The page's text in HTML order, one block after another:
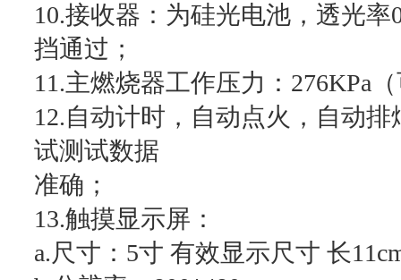
10.接收器：为硅光电池，透光
挡通过；
11.主燃烧器工作压力：276KPa
12.自动计时，自动点火，自动
试测试数据
准确；
13.触摸显示屏：
a.尺寸：5寸 有效显示尺寸 长